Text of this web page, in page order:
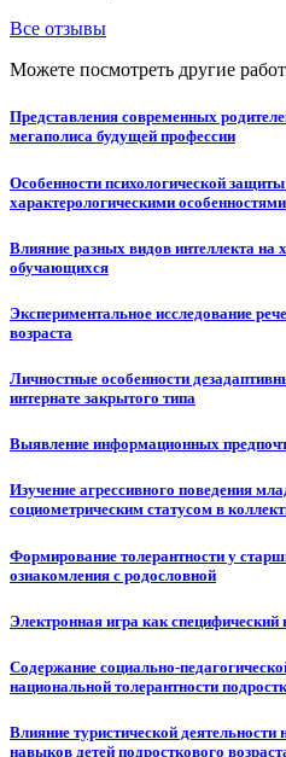
Все отзывы
Можете посмотреть другие
Представления современных
мегаполиса будущей профессии
Особенности психологической
характерологическими особенностями
Влияние разных видов интеллекта на
обучающихся
Экспериментальное исследование
возраста
Личностные особенности
интернате закрытого типа
Выявление информационных
Изучение агрессивного поведения
социометрическим статусом в
Формирование толерантности у
ознакомления с родословной
Электронная игра как
Содержание социально-
национальной толерантности
Влияние туристической
навыков детей подросткового